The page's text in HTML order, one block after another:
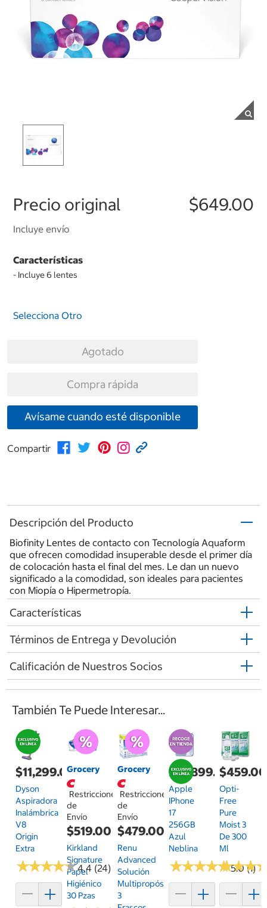
Precio original $649.00
Incluye envío
Características
- Incluye 6 lentes
Selecciona Otro
Agotado
Compra rápida
Avísame cuando esté disponible
Compartir
Descripción del Producto
Biofinity Lentes de contacto con Tecnología Aquaform
que ofrecen comodidad insuperable desde el primer día
de colocación hasta el final del mes. Le dan un nuevo
significado a la comodidad, son ideales para pacientes
con Miopía o Hipermetropía.
Características
Términos de Entrega y Devolución
Calificación de Nuestros Socios
También Te Puede Interesar...
$11,299.00
Dyson
Aspiradora
Inalámbrica
V8
Origin
Extra
★★★★★
★★★★★4.4 (24)
Grocery
Restricciones
de
Envío
$519.00
Kirkland
Signature
Papel
Higiénico
30 Pzas
Grocery
Restricciones
de
Envío
$479.00
Renu
Advanced
Solución
Multipropósito
3
$19,899.00
Apple
IPhone
17
256GB
Azul
Neblina
★★★★★
★★★★★5.0 (1)
$459.00
Opti-
Free
Pure
Moist 3
De 300
Ml
★★★
★★★